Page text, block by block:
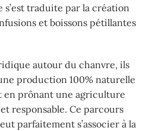
s’est traduite par la création
et boissons pétillantes
autour du chanvre, ils
production 100% naturelle
en prônant une agriculture
responsable. Ce parcours
parfaitement s’associer à la